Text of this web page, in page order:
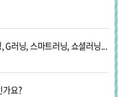
G러닝, 스마트러닝, 쇼셜러닝...
가요?